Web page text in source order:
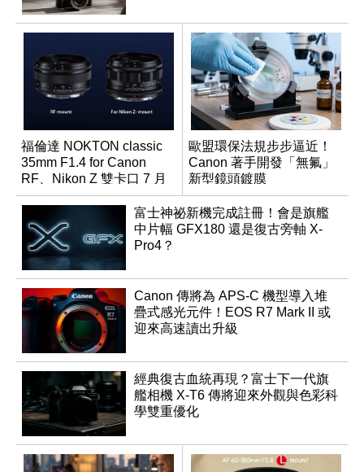
福倫達 NOKTON classic
35mm F1.4 for Canon
RF、Nikon Z 雙卡口 7 月
同步登台
歐盟環保法規步步逼近！
Canon 著手開發「無氟」
新型鏡頭鍍膜
富士神祕新機完成註冊！會是旗艦
中片幅 GFX180 還是復古旁軸 X-
Pro4？
Canon 傳將為 APS-C 機型導入堆
疊式感光元件！EOS R7 Mark II 或
迎來高速讀出升級
經典復古血統再現？富士下一代旗
艦相機 X-T6 傳將迎來外觀與色彩科
學雙重優化